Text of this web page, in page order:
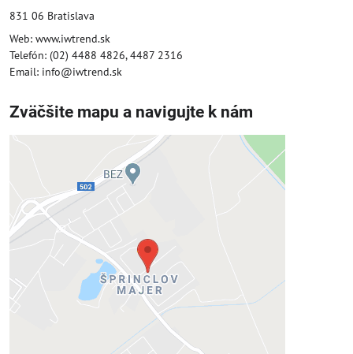
831 06 Bratislava
Web: www.iwtrend.sk
Telefón: (02) 4488 4826, 4487 2316
Email: info@iwtrend.sk
Zväčšite mapu a navigujte k nám
Externý obsah je blokovaný
Prajete si načítať externý obsah?
Povoliť tentokrát
Povoliť a zapamätať - súhlas s druhom
cookie: Funkčné